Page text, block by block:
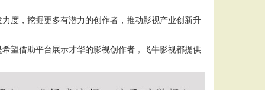
度，挖掘更多有潜力的创作者，推动影视产业创新升
望借助平台展示才华的影视创作者，飞牛影视都提供